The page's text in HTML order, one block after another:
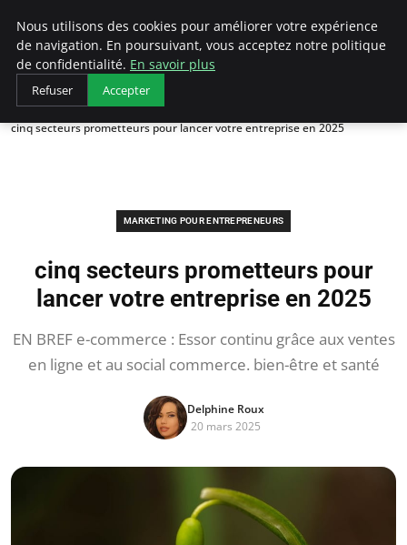
LECFCM
Accueil
Marketing pour entrepreneurs
cinq secteurs prometteurs pour lancer votre entreprise en 2025
MARKETING POUR ENTREPRENEURS
cinq secteurs prometteurs pour
lancer votre entreprise en 2025
EN BREF e-commerce : Essor continu grâce aux ventes
en ligne et au social commerce. bien-être et santé
Delphine Roux
20 mars 2025
Nous utilisons des cookies pour améliorer votre expérience
de navigation. En poursuivant, vous acceptez notre politique
de confidentialité. En savoir plus
Refuser Accepter